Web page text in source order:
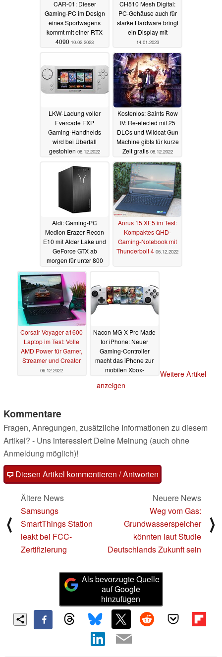
CAR-01: Dieser
Gaming-PC im Design
eines Sportwagens
kommt mit einer RTX
4090 10.02.2023
CH510 Mesh Digital:
PC-Gehäuse auch für
starke Hardware bringt
ein Display mit
14.01.2023
LKW-Ladung voller
Evercade EXP
Gaming-Handhelds
wird bei Überfall
gestohlen 08.12.2022
Kostenlos: Saints Row
IV: Re-elected mit 25
DLCs und Wildcat Gun
Machine gibts für kurze
Zeit gratis 08.12.2022
Aldi: Gaming-PC
Medion Erazer Recon
E10 mit Alder Lake und
GeForce GTX ab
morgen für unter 800
07.12.2022
Aorus 15 XE5 im Test:
Kompaktes QHD-
Gaming-Notebook mit
Thunderbolt 4 06.12.2022
Corsair Voyager a1600
Laptop im Test: Volle
AMD Power für Gamer,
Streamer und Creator
06.12.2022
Nacon MG-X Pro Made
for iPhone: Neuer
Gaming-Controller
macht das iPhone zur
mobilen Xbox-
Weitere Artikel
anzeigen
Kommentare
Fragen, Anregungen, zusätzliche Informationen zu diesem
Artikel? - Uns interessiert Deine Meinung (auch ohne
Anmeldung möglich)!
Diesen Artikel kommentieren / Antworten
⟨
Ältere News
Samsungs
SmartThings Station
leakt bei FCC-
Zertifizierung
Neuere News
Weg vom Gas:
Grundwasserspeicher
könnten laut Studie
Deutschlands Zukunft sein
⟩
Als bevorzugte Quelle
auf Google
hinzufügen